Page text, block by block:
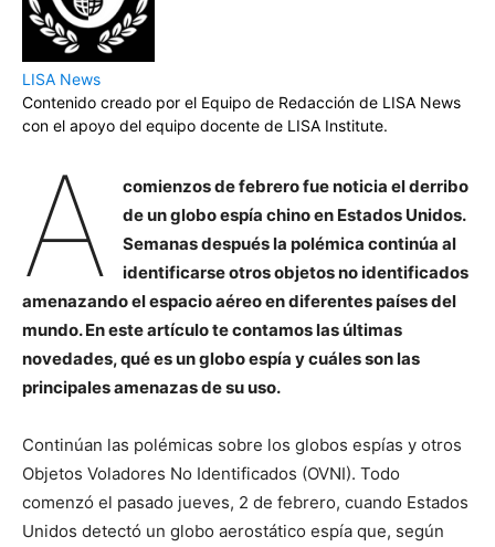
LISA News
Contenido creado por el Equipo de Redacción de LISA News
con el apoyo del equipo docente de LISA Institute.
A
comienzos de febrero fue noticia el derribo
de un globo espía chino en Estados Unidos.
Semanas después la polémica continúa al
identificarse otros objetos no identificados
amenazando el espacio aéreo en diferentes países del
mundo. En este artículo te contamos las últimas
novedades, qué es un globo espía y cuáles son las
principales amenazas de su uso.
Continúan las polémicas sobre los globos espías y otros
Objetos Voladores No Identificados (OVNI). Todo
comenzó el pasado jueves, 2 de febrero, cuando Estados
Unidos detectó un globo aerostático espía que, según